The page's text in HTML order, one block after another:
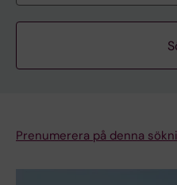
Prenumerera på denna